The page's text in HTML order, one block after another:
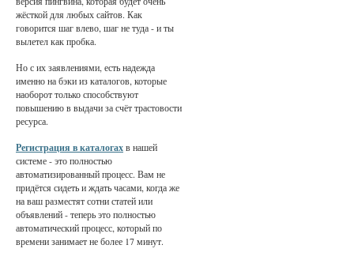
жёсткой для любых сайтов. Как
говорится шаг влево, шаг не туда - и ты
вылетел как пробка.
Но с их заявлениями, есть надежда
именно на бэки из каталогов, которые
наоборот только способствуют
повышению в выдачи за счёт трастовости
ресурса.
Регистрация в каталогахв нашей
системе - это полностью
автоматизированный процесс. Вам не
придётся сидеть и ждать часами, когда же
на ваш разместят сотни статей или
объявлений - теперь это полностью
автоматический процесс, который по
времени занимает не более 17 минут.